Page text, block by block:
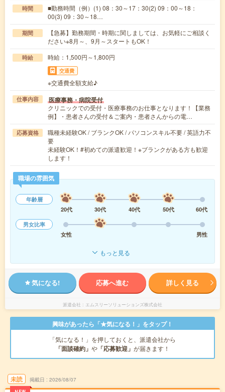
時間
■勤務時間（例）(1) 08：30～17：30(2) 09：00～18：
00(3) 09：30～18…
期間
【急募】勤務期間・時期に関しましては、お気軽にご相談く
ださい※8月～、9月～スタートもOK！
時給 時給：1,500円～1,800円
交通費
※交通費全額支給♪
仕事内容 医療事務・病院受付
クリニックでの受付・医療事務のお仕事となります！【業務
例】・患者さんの受付＆ご案内・患者さんからの電…
応募資格
職種未経験OK / ブランクOK / パソコンスキル不要 / 英語力不
要
未経験OK！#初めての派遣歓迎！※ブランクがある方も歓迎
します！
職場の雰囲気
年齢層
20代
30代 40代 50代
60代
男女比率
女性
男性
もっと見る
気になる! 応募へ進む 詳しく見る
派遣会社 エムスリーソリューションズ株式会社
興味があったら「★気になる！」をタップ！
「気になる！」を押しておくと、派遣会社から
「面談確約」 や 「応募歓迎」 が届きます！
未読 掲載日 2026/08/07